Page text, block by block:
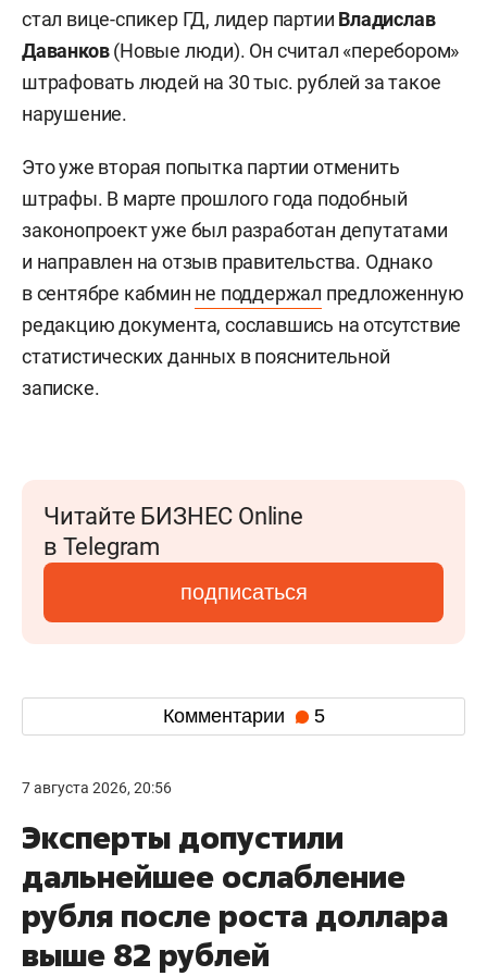
стал вице-спикер ГД, лидер партии Владислав
Даванков(Новые люди). Он считал «перебором»
штрафовать людей на 30 тыс. рублей за такое
нарушение.
Это уже вторая попытка партии отменить
штрафы. В марте прошлого года подобный
законопроект уже был разработан депутатами
и направлен на отзыв правительства. Однако
в сентябре кабмин не поддержал предложенную
редакцию документа, сославшись на отсутствие
статистических данных в пояснительной
записке.
Читайте БИЗНЕС Online
в Telegram
подписаться
Комментарии 5
7 августа 2026, 20:56
Эксперты допустили
дальнейшее ослабление
рубля после роста доллара
выше 82 рублей